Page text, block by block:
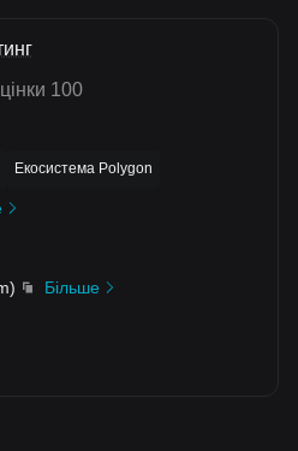
100
Екосистема Polygon
)
Більше